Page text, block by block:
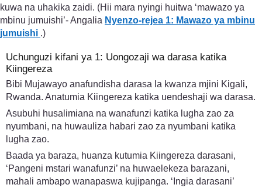
kuwa na uhakika zaidi. (Hii mara nyingi huitwa ‘mawazo ya
mbinu jumuishi’- Angalia Nyenzo-rejea 1: Mawazo ya mbinu
jumuishi .)
Uchunguzi kifani ya 1: Uongozaji wa darasa katika
Kiingereza
Bibi Mujawayo anafundisha darasa la kwanza mjini Kigali,
Rwanda. Anatumia Kiingereza katika uendeshaji wa darasa.
Asubuhi husalimiana na wanafunzi katika lugha zao za
nyumbani, na huwauliza habari zao za nyumbani katika
lugha zao.
Baada ya baraza, huanza kutumia Kiingereza darasani,
‘Pangeni mstari wanafunzi’ na huwaelekeza barazani,
mahali ambapo wanapaswa kujipanga. ‘Ingia darasani’